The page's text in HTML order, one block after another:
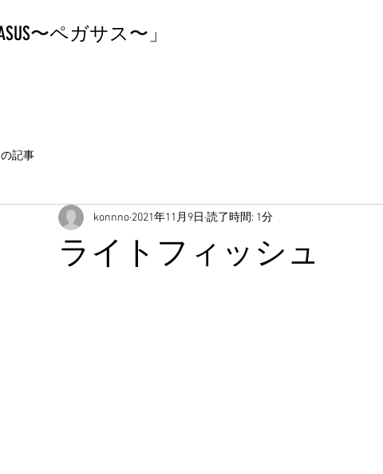
〜ペガサス〜」
記事
ライトフィッシュ
konnno 2021年11月9日 読了時間: 1分